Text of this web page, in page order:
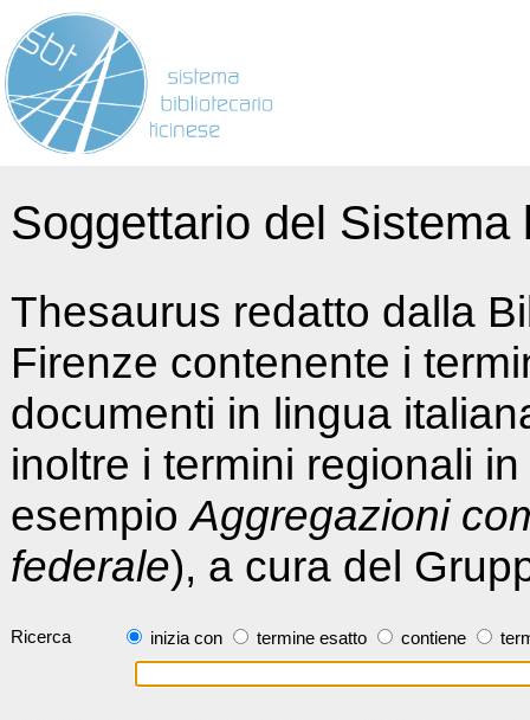
Soggettario del
Thesaurus redatto dalla
Firenze contenente i
documenti in lingua
inoltre i termini regionali
esempioAggregazioni
federale), a cura del
Ricerca inizia con termine esatto contiene